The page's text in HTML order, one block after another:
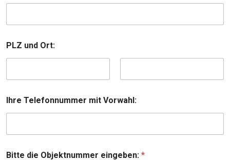
PLZ und Ort:
Ihre Telefonnummer mit Vorwahl:
Bitte die Objektnummer eingeben:*